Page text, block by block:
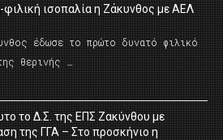
ισοπαλία η Ζάκυνθος με ΑΕΛ
έδωσε το πρώτο δυνατό φιλικό
θερινής …
το Δ.Σ. της ΕΠΣ Ζακύνθου με
της ΓΓΑ – Στο προσκήνιο η